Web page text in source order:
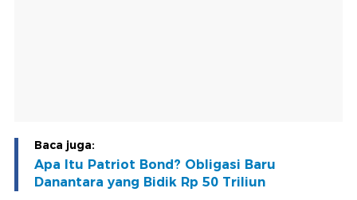
Baca juga:
Apa Itu Patriot Bond? Obligasi Baru
Danantara yang Bidik Rp 50 Triliun